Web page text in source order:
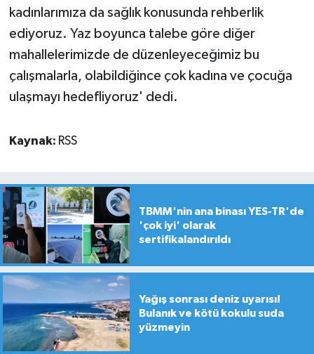
kadınlarımıza da sağlık konusunda rehberlik
ediyoruz. Yaz boyunca talebe göre diğer
mahallelerimizde de düzenleyeceğimiz bu
çalışmalarla, olabildiğince çok kadına ve çocuğa
ulaşmayı hedefliyoruz' dedi.
Kaynak: RSS
TBMM'nin ana binası YES-TR'de
'çok iyi' olarak
sertifikalandırıldı
Yağış sonrası deniz uyarısı!
Bulanık ve kötü kokulu suda
yüzmeyin